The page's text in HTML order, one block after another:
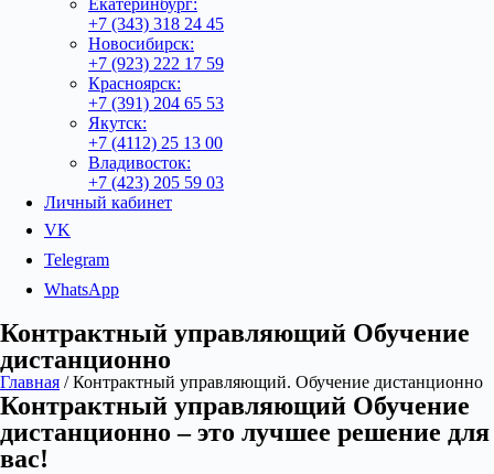
Екатеринбург:
+7 (343) 318 24 45
Новосибирск:
+7 (923) 222 17 59
Красноярск:
+7 (391) 204 65 53
Якутск:
+7 (4112) 25 13 00
Владивосток:
+7 (423) 205 59 03
Личный кабинет
VK
Telegram
WhatsApp
Контрактный управляющий Обучение
дистанционно
Главная / Контрактный управляющий. Обучение дистанционно
Контрактный управляющий Обучение
дистанционно – это лучшее решение для
вас!